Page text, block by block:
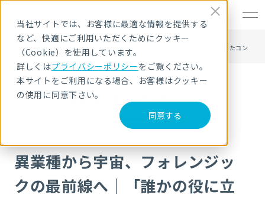
当社サイトでは、お客様に最適な情報を提供する
など、快適にご利用いただくためにクッキー
（Cookie）を使用しています。
詳しくはプライバシーポリシーをご覧ください。
本サイトをご利用になる場合、お客様はクッキー
の使用に同意下さい。
同意する
HOME
NRIセキュア ブログ
異業種から宇宙、フォレンジックの最前線へ｜「誰かの役に立つ」を追求したコン
サルタントのリアルキャリア
NRIセキュア ブログ
異業種から宇宙、フォレンジッ
クの最前線へ｜「誰かの役に立